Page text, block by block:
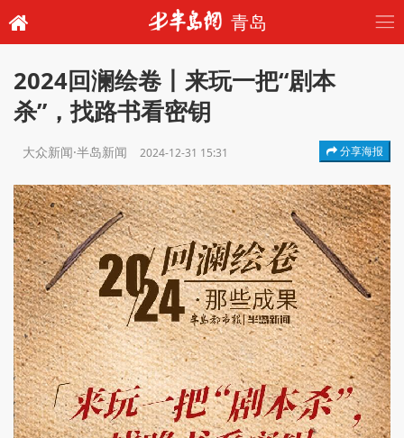
青岛
2024回澜绘卷丨来玩一把“剧本
杀”，找路书看密钥
大众新闻·半岛新闻 2024-12-31 15:31 分享海报